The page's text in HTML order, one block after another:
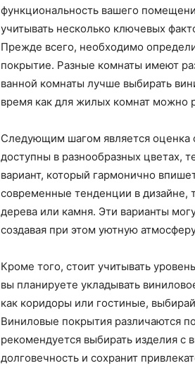
функциональность вашего
учитывать несколько ключевых
Прежде всего, необходимо
покрытие. Разные комнаты имеют
ванной комнаты лучше выбирать
время как для жилых комнат можно
Следующим шагом является оценка
доступны в разнообразных цветах,
вариант, который гармонично
современные тенденции в дизайне,
дерева или камня. Эти варианты
создавая при этом уютную
Кроме того, стоит учитывать
вы планируете укладывать
как коридоры или гостиные,
Виниловые покрытия различаются
рекомендуется выбирать изделия с
долговечность и сохранит